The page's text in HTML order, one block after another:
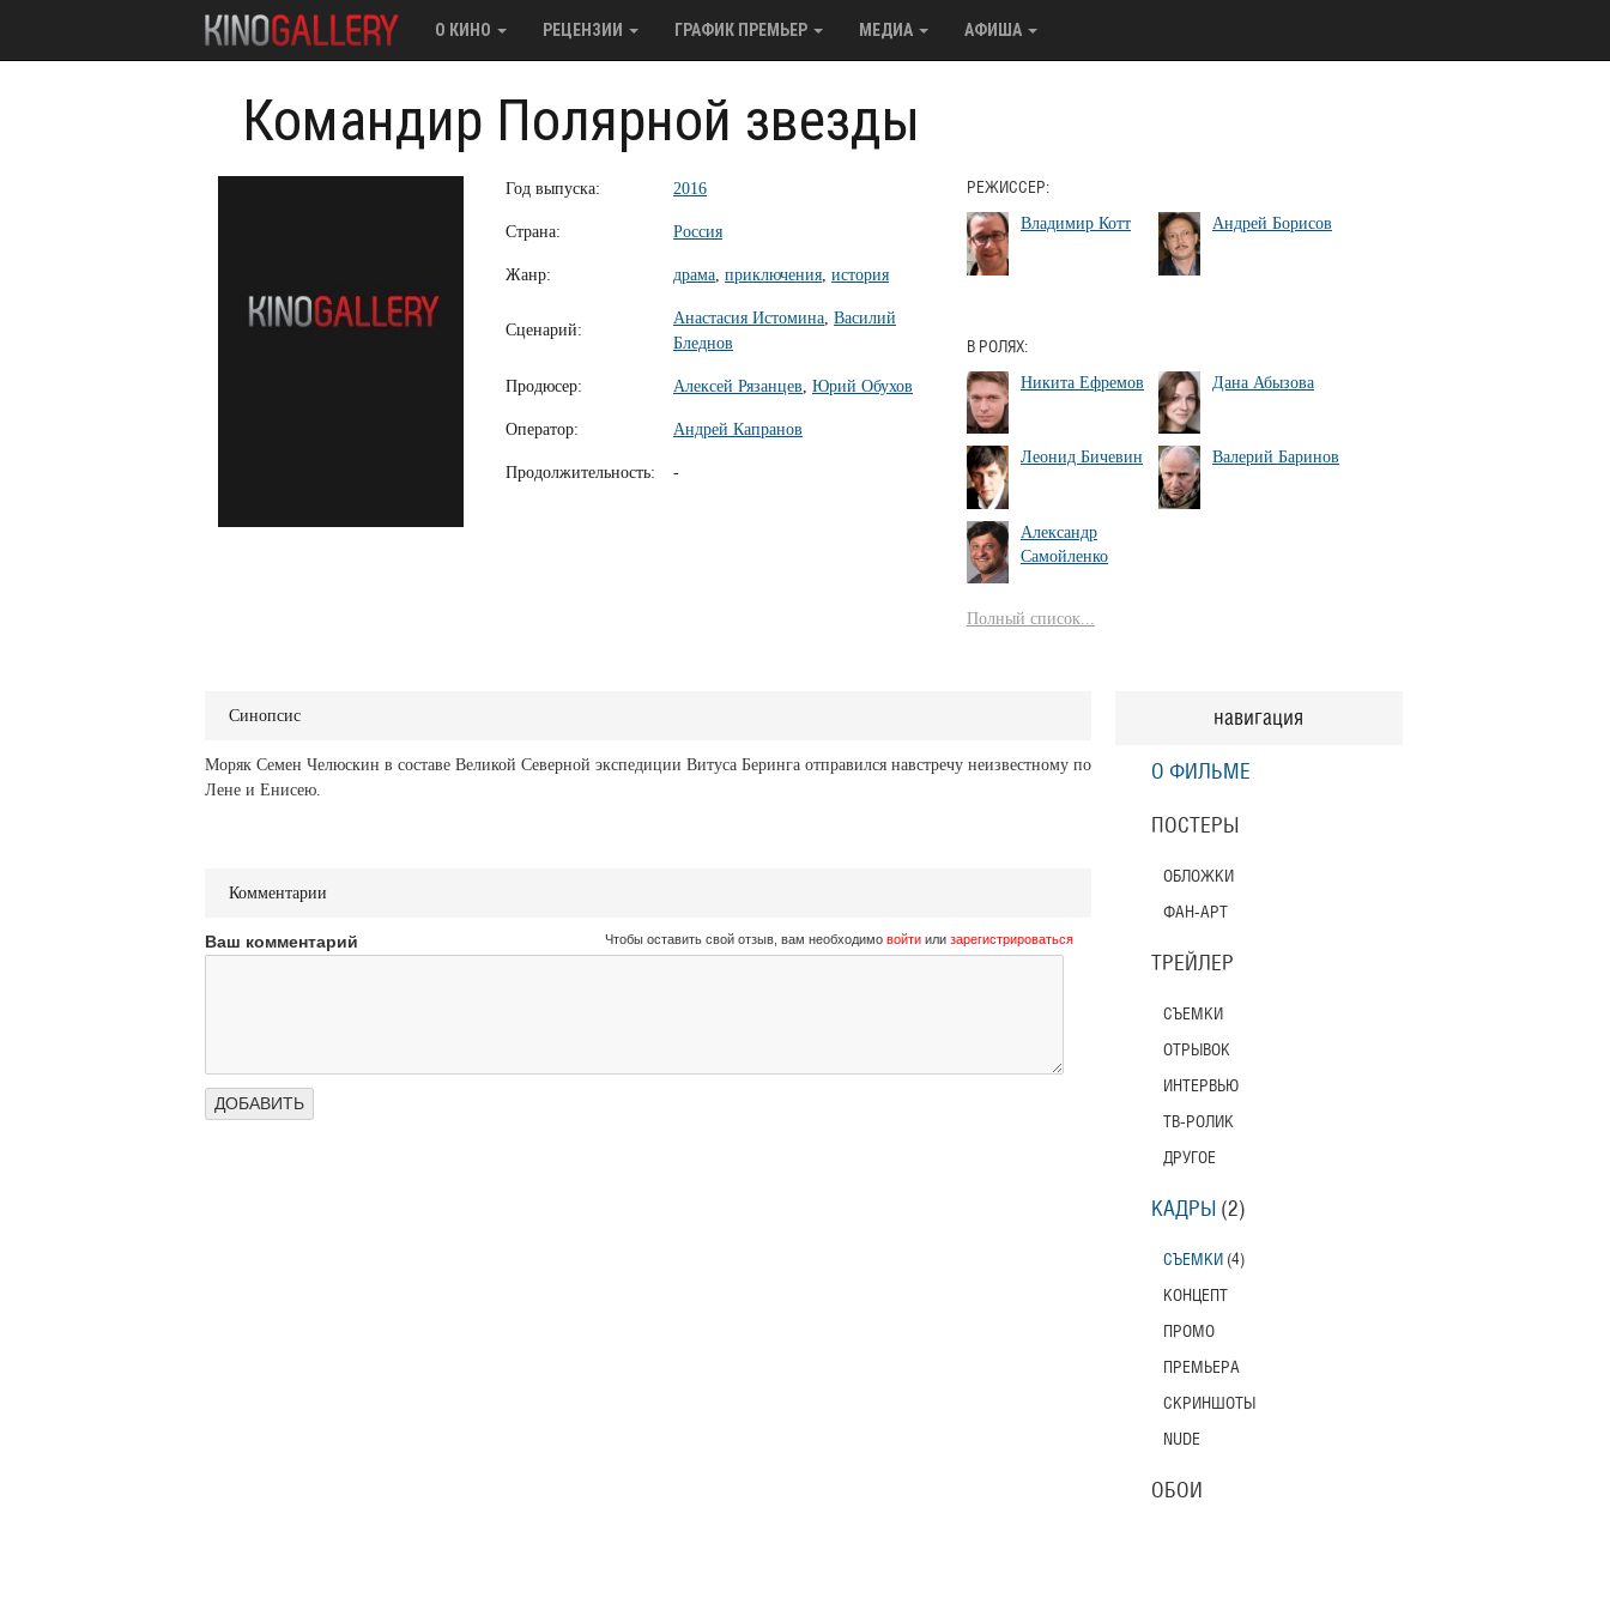
О КИНО РЕЦЕНЗИИ ГРАФИК ПРЕМЬЕР МЕДИА АФИША
Командир Полярной звезды
Год выпуска: 2016
Страна: Россия
Жанр: драма, приключения, история
Сценарий:
Анастасия Истомина, Василий
Бледнов
Продюсер: Алексей Рязанцев, Юрий Обухов
Оператор: Андрей Капранов
Продолжительность: -
РЕЖИССЕР:
Владимир Котт Андрей Борисов
В РОЛЯХ:
Никита Ефремов Дана Абызова
Леонид Бичевин Валерий Баринов
Александр
Самойленко
Полный список...
Синопсис
Моряк Семен Челюскин в составе Великой Северной экспедиции Витуса Беринга отправился навстречу неизвестному по
Лене и Енисею.
Комментарии
Ваш комментарий Чтобы оставить свой отзыв, вам необходимо войтиили зарегистрироваться
навигация
О ФИЛЬМЕ
ПОСТЕРЫ
ОБЛОЖКИ
ФАН-АРТ
ТРЕЙЛЕР
СЪЕМКИ
ОТРЫВОК
ИНТЕРВЬЮ
ТВ-РОЛИК
ДРУГОЕ
КАДРЫ (2)
СЪЕМКИ (4)
КОНЦЕПТ
ПРОМО
ПРЕМЬЕРА
СКРИНШОТЫ
NUDE
ОБОИ